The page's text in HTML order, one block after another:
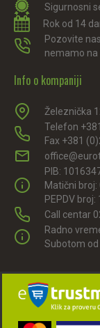
Sigurnosni
Rok od 14
Pozovite
nemamo na
Info o kompaniji
Železnička
Telefon
Fax +381
PIB:
Matični
PEPDV
Call centar
Radno
Subotom od